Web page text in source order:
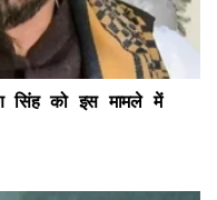
सिंह को इस मामले में